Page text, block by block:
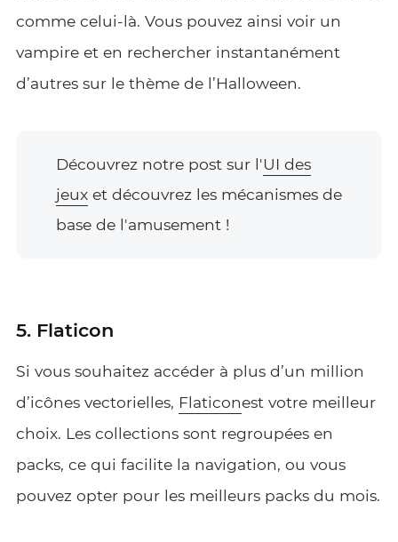
comme celui-là. Vous pouvez ainsi voir un
vampire et en rechercher instantanément
d’autres sur le thème de l’Halloween.
Découvrez notre post sur l'UI des
jeuxet découvrez les mécanismes de
base de l'amusement !
5. Flaticon
Si vous souhaitez accéder à plus d’un million
d’icônes vectorielles, Flaticonest votre meilleur
choix. Les collections sont regroupées en
packs, ce qui facilite la navigation, ou vous
pouvez opter pour les meilleurs packs du mois.